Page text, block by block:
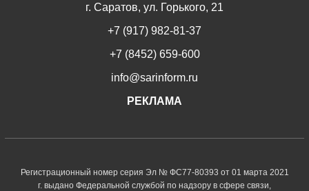
г. Саратов, ул. Горького, 21
+7 (917) 982-81-37
+7 (8452) 659-600
info@sarinform.ru
РЕКЛАМА
Регистрационный номер серия Эл № ФС77-80393 от 01 марта 2021
г. выдано Федеральной службой по надзору в сфере связи,